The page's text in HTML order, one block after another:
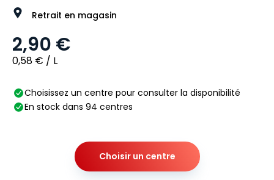
Retrait en magasin
2,90 €
0,58 € / L
Choisissez un centre pour consulter la disponibilité
En stock dans 94 centres
Choisir un centre